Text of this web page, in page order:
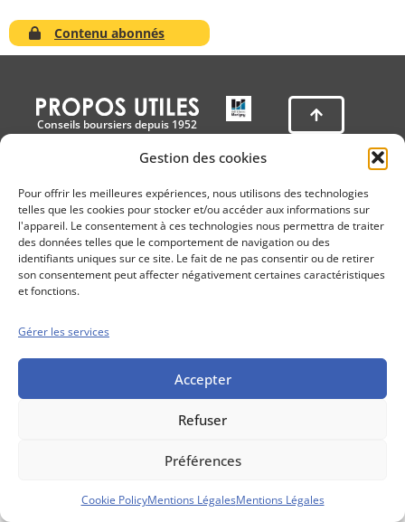
Gestion des cookies
Pour offrir les meilleures expériences, nous utilisons des technologies
telles que les cookies pour stocker et/ou accéder aux informations sur
l'appareil. Le consentement à ces technologies nous permettra de traiter
des données telles que le comportement de navigation ou des
identifiants uniques sur ce site. Le fait de ne pas consentir ou de retirer
son consentement peut affecter négativement certaines caractéristiques
et fonctions.
Gérer les services
Accepter
Refuser
Préférences
Cookie PolicyMentions LégalesMentions Légales
Contenu abonnés
Conseils boursiers depuis 1952
une publication
Marigny
Mentions Légales
Politique cookie
Conditions générales de vente